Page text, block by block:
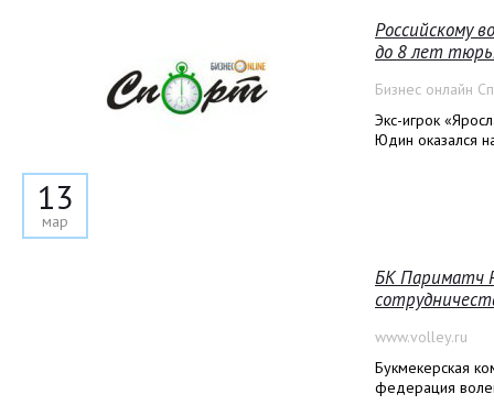
13
мар
Российскому
до 8 лет
Бизнес онлайн
Экс-игрок
Юдин оказался
БК Париматч
www.volley.ru
Букмекерская
федерация